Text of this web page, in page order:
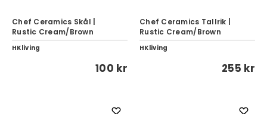
Chef Ceramics Skål |
Rustic Cream/Brown
HKliving
100 kr
Chef Ceramics Tallrik |
Rustic Cream/Brown
HKliving
255 kr